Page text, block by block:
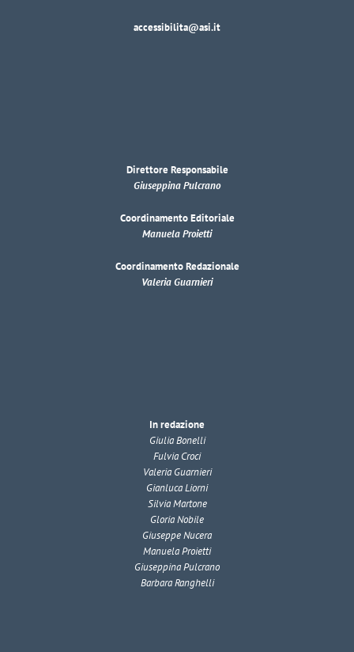
accessibilita@asi.it
Direttore Responsabile
Giuseppina Pulcrano
Coordinamento Editoriale
Manuela Proietti
Coordinamento Redazionale
Valeria Guarnieri
In redazione
Giulia Bonelli
Fulvia Croci
Valeria Guarnieri
Gianluca Liorni
Silvia Martone
Gloria Nobile
Giuseppe Nucera
Manuela Proietti
Giuseppina Pulcrano
Barbara Ranghelli